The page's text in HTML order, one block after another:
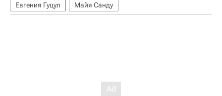
Евгения Гуцул
Майя Санду